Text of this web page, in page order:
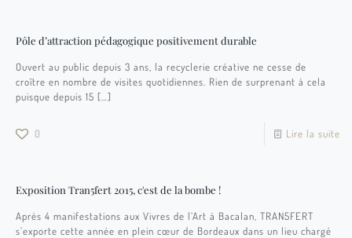
Pôle d’attraction pédagogique positivement durable
Ouvert au public depuis 3 ans, la recyclerie créative ne cesse de
croître en nombre de visites quotidiennes. Rien de surprenant à cela
puisque depuis 15 […]
0 Lire la suite
Exposition Tran5fert 2015, c'est de la bombe !
Après 4 manifestations aux Vivres de l’Art à Bacalan, TRAN5FERT
s’exporte cette année en plein cœur de Bordeaux dans un lieu chargé